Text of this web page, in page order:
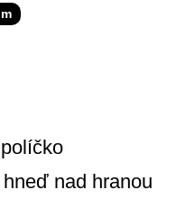
nad hranou